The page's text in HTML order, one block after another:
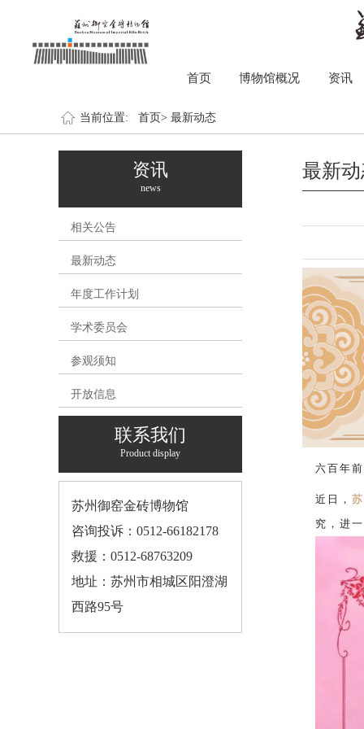
首页 博物馆概况 资讯
当前位置: 首页> 最新动态
资讯
news
相关公告
最新动态
年度工作计划
学术委员会
参观须知
开放信息
联系我们
Product display
苏州御窑金砖博物馆
咨询投诉：0512-66182178
救援：0512-68763209
地址：苏州市相城区阳澄湖
西路95号
最新
六百年
近日，
究，进